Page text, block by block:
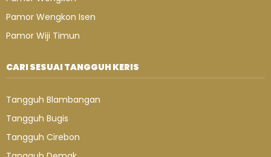
Pamor Wengkon Isen
Pamor Wiji Timun
CARI SESUAI TANGGUH KERIS
Tangguh Blambangan
Tangguh Bugis
Tangguh Cirebon